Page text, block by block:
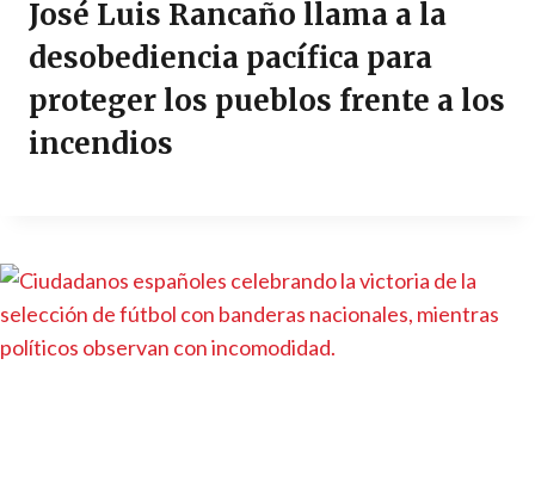
José Luis Rancaño llama a la
desobediencia pacífica para
proteger los pueblos frente a los
incendios